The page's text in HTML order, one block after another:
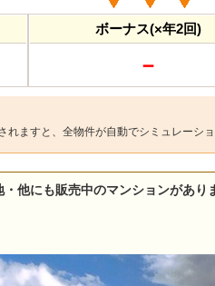
ボーナス(×年2回)
－
れますと、全物件が自動でシミュレーシ
他にも販売中のマンションがあり